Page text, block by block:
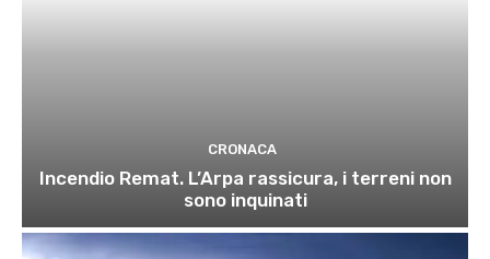
CRONACA
Incendio Remat. L’Arpa rassicura, i terreni non
sono inquinati